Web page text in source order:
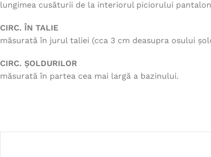
lungimea cusăturii de la interiorul piciorului
CIRC. ÎN TALIE
măsurată în jurul taliei (cca 3 cm deasupra osului
CIRC. ȘOLDURILOR
măsurată în partea cea mai largă a bazinului.